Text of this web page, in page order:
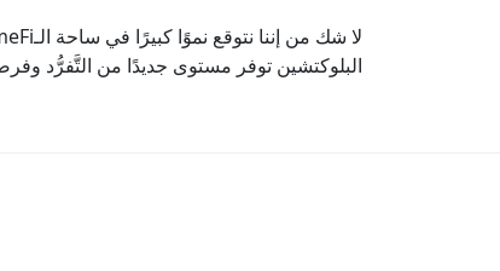
البلوكتشين توفر مستوى جديدًا من التَّفرُّد